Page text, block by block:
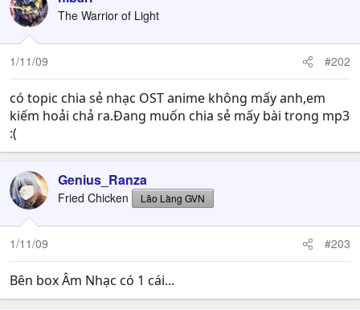
The Warrior of Light
1/11/09 #202
có topic chia sẻ nhạc OST anime không mấy anh,em
kiếm hoải chả ra.Đang muốn chia sẻ mấy bài trong mp3
:(
Genius_Ranza
Fried Chicken Lão Làng GVN
1/11/09 #203
Bên box Âm Nhạc có 1 cái...